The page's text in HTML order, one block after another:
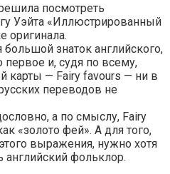
посмотреть
Уэйта «Иллюстрированный
оригинала.
большой знаток английского,
первое и, судя по всему,
карты — Fairy favours — ни в
переводов не
а по смыслу, Fairy
«золото фей». А для того,
выражения, нужно хотя
фольклор.